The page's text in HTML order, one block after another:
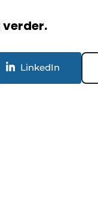
verder.
LinkedIn